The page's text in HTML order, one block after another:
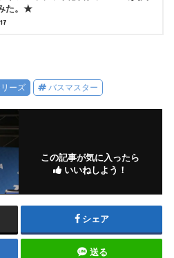
た。★
ーズ バスマスター
この記事が気に入ったら
いいねしよう！
シェア
送る